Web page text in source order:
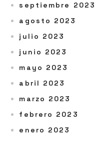
septiembre 2023
agosto 2023
julio 2023
junio 2023
mayo 2023
abril 2023
marzo 2023
febrero 2023
enero 2023